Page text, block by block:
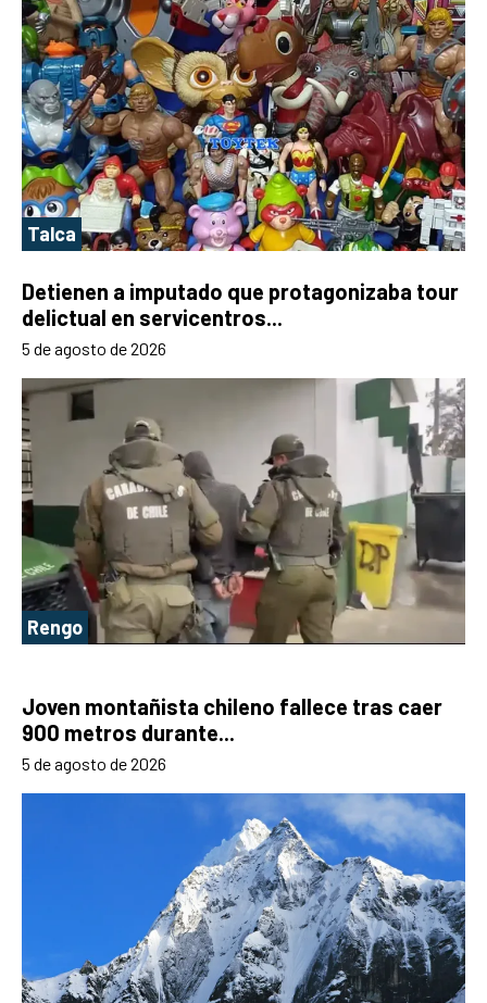
Talca
Detienen a imputado que protagonizaba tour
delictual en servicentros...
5 de agosto de 2026
Rengo
Joven montañista chileno fallece tras caer
900 metros durante...
5 de agosto de 2026